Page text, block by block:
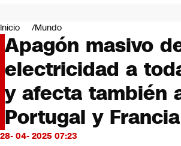
Negocios
Deportes
Programas completos
Cultura
Servicios
Bits
CNN Data
CNN tiempo
Futuro 360
Inicio Mundo
Apagón masivo
electricidad a
y afecta también
Portugal y Francia
28- 04- 2025 07:23